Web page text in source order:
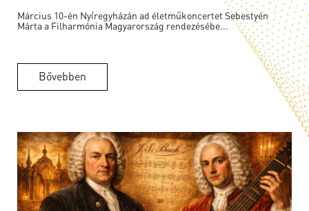
Március 10-én Nyíregyházán ad életműkoncertet Sebestyén
Márta a Filharmónia Magyarország rendezésébe...
Bővebben